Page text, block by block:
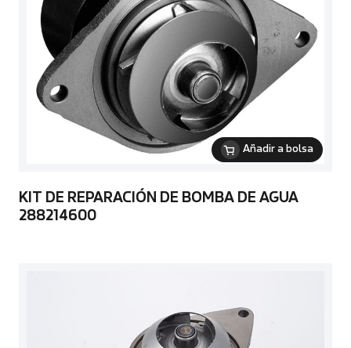
Añadir a bolsa
KIT DE REPARACIÓN DE BOMBA DE AGUA
288214600